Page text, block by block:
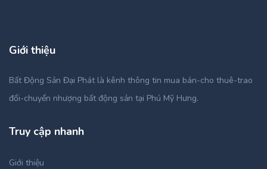
Giới thiệu
Bất Động Sản Đại Phát là kênh thông tin mua bán-cho thuê-trao
đổi-chuyển nhượng bất động sản tại Phú Mỹ Hưng.
Truy cập nhanh
Giới thiệu